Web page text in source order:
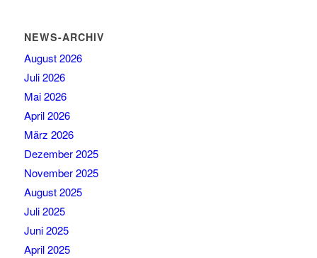
NEWS-ARCHIV
August 2026
Juli 2026
Mai 2026
April 2026
März 2026
Dezember 2025
November 2025
August 2025
Juli 2025
Juni 2025
April 2025